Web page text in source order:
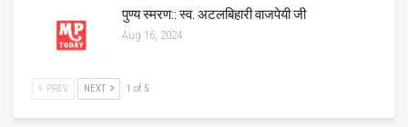
पुण्य स्मरण:: स्व. अटलबिहारी वाजपेयी जी
Aug 16, 2024
PREV NEXT 1 of 5